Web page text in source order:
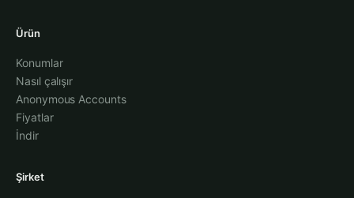
Ürün
Konumlar
Nasıl çalışır
Anonymous Accounts
Fiyatlar
İndir
Şirket